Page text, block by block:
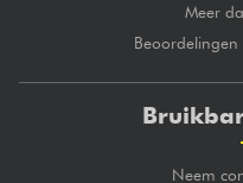
Meer
Neem